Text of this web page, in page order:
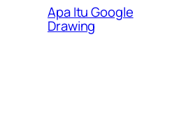
Apa Itu Google
Drawing